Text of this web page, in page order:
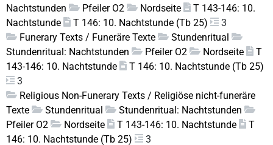
Nachtstunden
Pfeiler O2 Nordseite
T 143-146: 10.
Nachtstunde
T 146: 10. Nachtstunde (Tb 25)
3
Funerary Texts / Funeräre Texte
Stundenritual
Stundenritual: Nachtstunden
Pfeiler O2 Nordseite
T
143-146: 10. Nachtstunde
T 146: 10. Nachtstunde (Tb 25)
3
Religious Non-Funerary Texts / Religiöse nicht-funeräre
Texte
Stundenritual
Stundenritual: Nachtstunden
Pfeiler O2
Nordseite T 143-146: 10. Nachtstunde
T
146: 10. Nachtstunde (Tb 25)
3